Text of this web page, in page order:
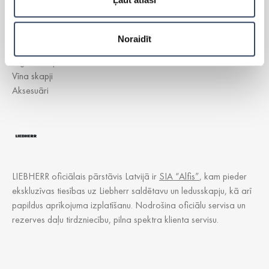
Noraidīt
LIEBHERR oficiālais pārstāvis Latvijā ir SIA “Alfis”, kam pieder
ekskluzīvas tiesības uz Liebherr saldētavu un ledusskapju, kā arī
papildus aprīkojuma izplatīšanu. Nodrošina oficiālu servisa un
rezerves daļu tirdzniecību, pilna spektra klienta servisu.
Iebūvējamie ledusskapji
Vīna skapji
Aksesuāri